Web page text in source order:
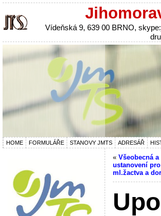
Vídeňská 9, 639 00 BRNO,
HOME FORMULÁŘE STANOVY JMTS ADRESÁŘ
« Všeobecná
ustanovení
ml.žactva a